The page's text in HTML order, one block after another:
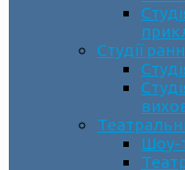
Студії
Шоу-